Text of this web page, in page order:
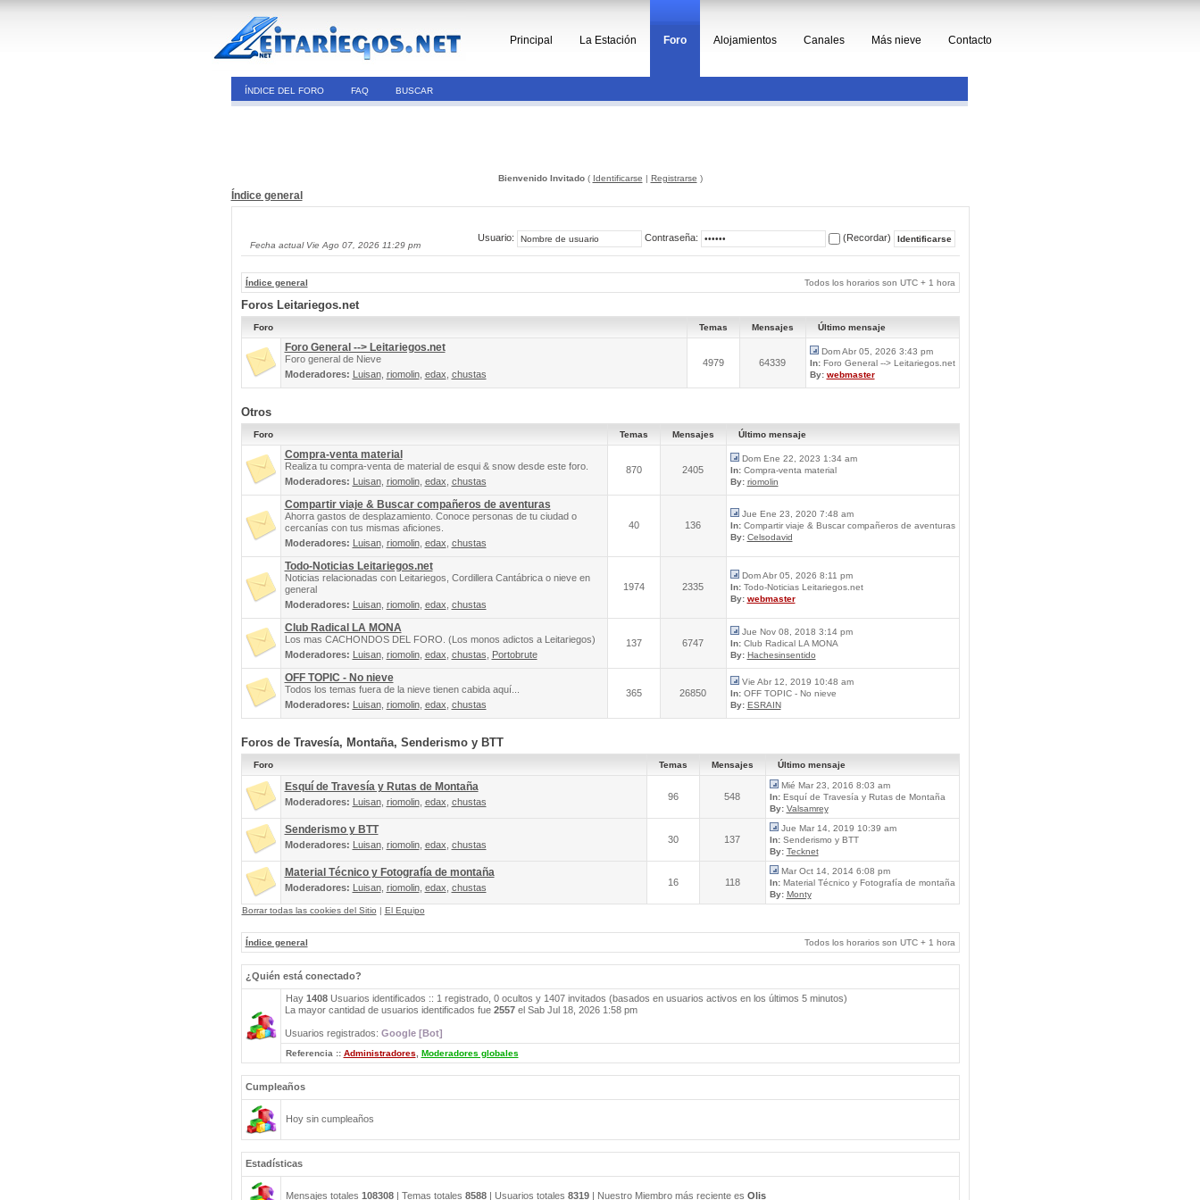
Principal La Estación Foro Alojamientos Canales Más nieve Contacto
ÍNDICE DEL FORO FAQ BUSCAR
Bienvenido Invitado( Identificarse | Registrarse )
Índice general
Fecha actual Vie Ago 07, 2026 11:29 pm
Usuario: Contraseña: (Recordar)
Índice general Todos los horarios son UTC + 1 hora
Foros Leitariegos.net
Foro Temas Mensajes Último mensaje
Foro General --> Leitariegos.net
Foro general de Nieve
Moderadores: Luisan, riomolin, edax chustas
4979 64339
Dom Abr 05, 2026 3:43 pm
In:Foro General --> Leitariegos.net
By: webmaster
Otros
Foro Temas Mensajes Último mensaje
Compra-venta material
Realiza tu compra-venta de material de esqui & snow desde este foro.
Moderadores: Luisan, riomolin, edax chustas
870 2405
Dom Ene 22, 2023 1:34 am
In:Compra-venta material
By: riomolin
Compartir viaje & Buscar compañeros de aventuras
Ahorra gastos de desplazamiento. Conoce personas de tu ciudad o
cercanías con tus mismas aficiones.
Moderadores: Luisan, riomolin, edax chustas
40 136
Jue Ene 23, 2020 7:48 am
In:Compartir viaje & Buscar compañeros de aventuras
By: Celsodavid
Todo-Noticias Leitariegos.net
Noticias relacionadas con Leitariegos, Cordillera Cantábrica o nieve en
general
Moderadores: Luisan, riomolin, edax chustas
1974 2335
Dom Abr 05, 2026 8:11 pm
In:Todo-Noticias Leitariegos.net
By: webmaster
Club Radical LA MONA
Los mas CACHONDOS DEL FORO. (Los monos adictos a Leitariegos)
Moderadores: Luisan, riomolin, edax chustas Portobrute
137 6747
Jue Nov 08, 2018 3:14 pm
In:Club Radical LA MONA
By: Hachesinsentido
OFF TOPIC - No nieve
Todos los temas fuera de la nieve tienen cabida aquí...
Moderadores: Luisan, riomolin, edax chustas
365 26850
Vie Abr 12, 2019 10:48 am
In:OFF TOPIC - No nieve
By: ESRAIN
Foros de Travesía, Montaña, Senderismo y BTT
Foro Temas Mensajes Último mensaje
Esquí de Travesía y Rutas de Montaña
Moderadores: Luisan, riomolin, edax chustas 96 548
Mié Mar 23, 2016 8:03 am
In:Esquí de Travesía y Rutas de Montaña
By: Valsamrey
Senderismo y BTT
Moderadores: Luisan, riomolin, edax chustas 30 137
Jue Mar 14, 2019 10:39 am
In:Senderismo y BTT
By: Tecknet
Material Técnico y Fotografía de montaña
Moderadores: Luisan, riomolin, edax chustas 16 118
Mar Oct 14, 2014 6:08 pm
In:Material Técnico y Fotografía de montaña
By: Monty
Borrar todas las cookies del Sitio | El Equipo
Índice general Todos los horarios son UTC + 1 hora
¿Quién está conectado?
Hay 1408Usuarios identificados :: 1 registrado, 0 ocultos y 1407 invitados (basados en usuarios activos en los últimos 5 minutos)
La mayor cantidad de usuarios identificados fue 2557el Sab Jul 18, 2026 1:58 pm
Usuarios registrados: Google [Bot]
Referencia :: Administradores Moderadores globales
Cumpleaños
Hoy sin cumpleaños
Estadísticas
Mensajes totales 108308| Temas totales 8588| Usuarios totales 8319| Nuestro Miembro más reciente es Olis